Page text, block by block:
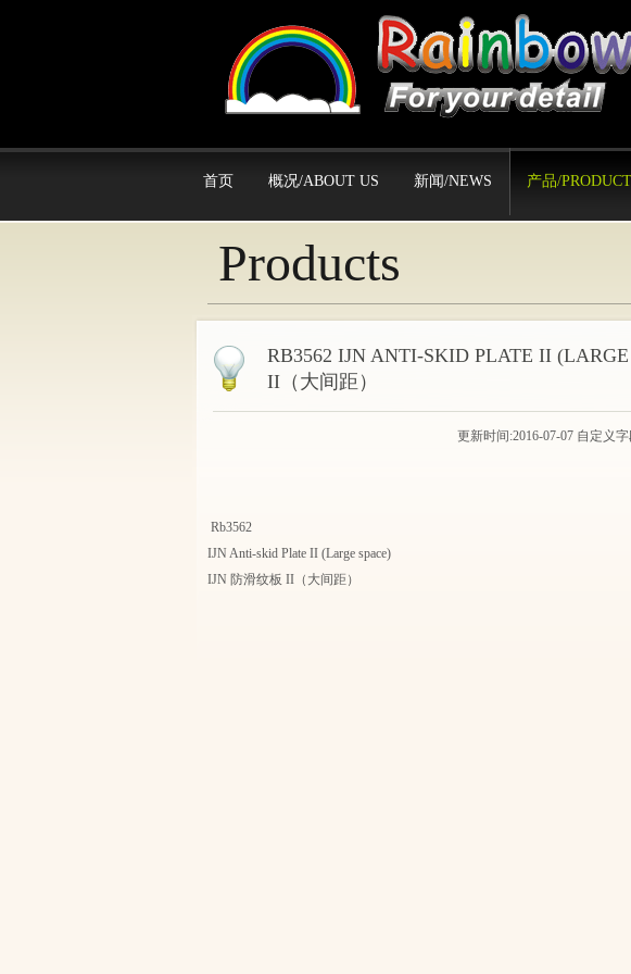
首页 概况/ABOUT US 新闻/NEWS 产品/
Products
RB3562 IJN ANTI-SKID PLATE II
II（大间距）
更新时间:2016-07-07 自定义
Rb3562
IJN Anti-skid Plate II (Large space)
IJN 防滑纹板 II（大间距）